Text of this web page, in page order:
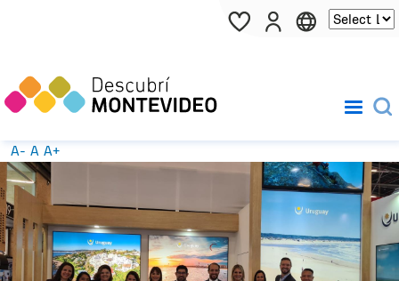
Pasar al contenido principal
A- A A+